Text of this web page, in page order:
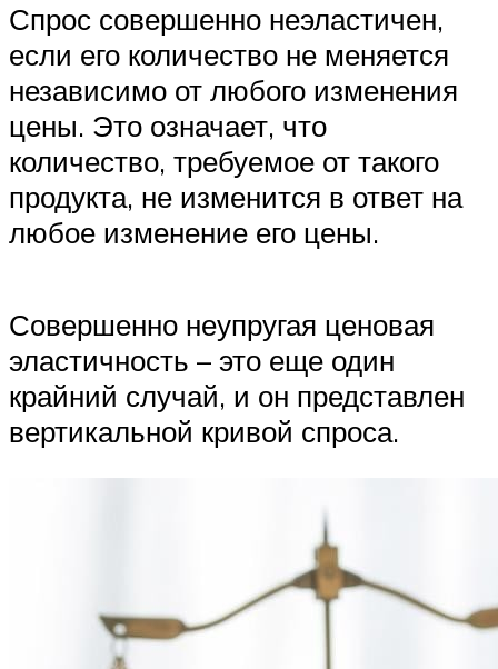
Спрос совершенно неэластичен,
если его количество не меняется
независимо от любого изменения
цены. Это означает, что
количество, требуемое от такого
продукта, не изменится в ответ на
любое изменение его цены.
Совершенно неупругая ценовая
эластичность – это еще один
крайний случай, и он представлен
вертикальной кривой спроса.